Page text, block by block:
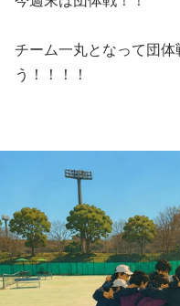
チーム一丸となって団体
う！！！！